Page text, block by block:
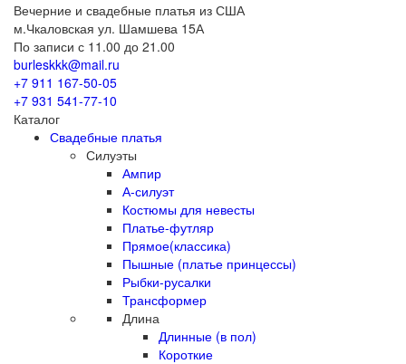
Вечерние и свадебные платья из США
м.Чкаловская ул. Шамшева 15А
По записи с 11.00 до 21.00
burleskkk@mail.ru
+7 911 167-50-05
+7 931 541-77-10
Каталог
Свадебные платья
Силуэты
Ампир
А-силуэт
Костюмы для невесты
Платье-футляр
Прямое(классика)
Пышные (платье принцессы)
Рыбки-русалки
Трансформер
Длина
Длинные (в пол)
Короткие